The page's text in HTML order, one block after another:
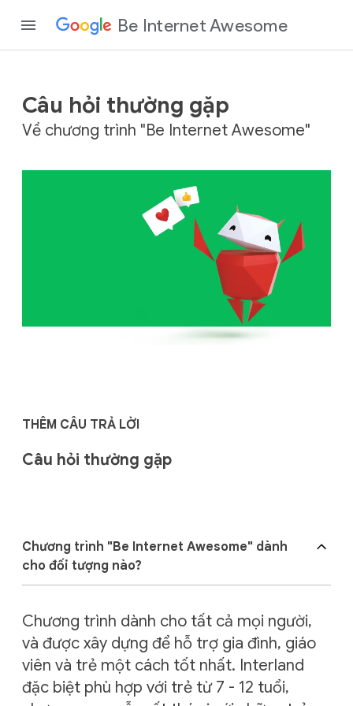
Be Internet Awesome
Câu hỏi thường gặp
Về chương trình "Be Internet Awesome"
THÊM CÂU TRẢ LỜI
Câu hỏi thường gặp
Chương trình "Be Internet Awesome" dành
cho đối tượng nào?
Chương trình dành cho tất cả mọi người,
và được xây dựng để hỗ trợ gia đình, giáo
viên và trẻ một cách tốt nhất. Interland
đặc biệt phù hợp với trẻ từ 7 - 12 tuổi,